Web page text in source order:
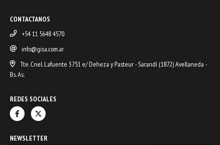
CONTACTANOS
+54 11 5648 4570
info@gisa.com.ar
Tte. Cnel. Lafuente 3751 e/ Deheza y Pasteur - Sarandí (1872) Avellaneda -
Bs. As.
REDES SOCIALES
NEWSLETTER